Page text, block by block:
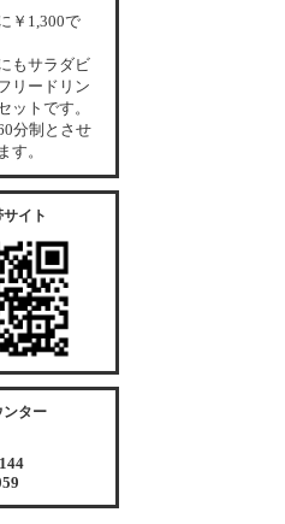
￥1,300で
もサラダビ
リードリン
ットです。
分制とさせ
す。
イト
ンター